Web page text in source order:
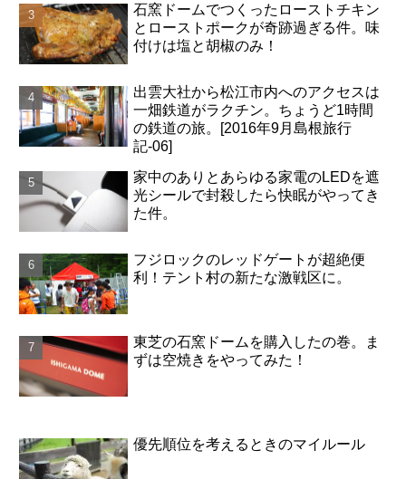
石窯ドームでつくったローストチキン
とローストポークが奇跡過ぎる件。味
付けは塩と胡椒のみ！
出雲大社から松江市内へのアクセスは
一畑鉄道がラクチン。ちょうど1時間
の鉄道の旅。[2016年9月島根旅行
記-06]
家中のありとあらゆる家電のLEDを遮
光シールで封殺したら快眠がやってき
た件。
フジロックのレッドゲートが超絶便
利！テント村の新たな激戦区に。
東芝の石窯ドームを購入したの巻。ま
ずは空焼きをやってみた！
優先順位を考えるときのマイルール